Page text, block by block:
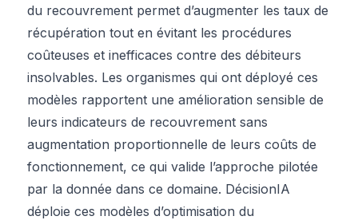
du recouvrement permet d’augmenter les taux de
récupération tout en évitant les procédures
coûteuses et inefficaces contre des débiteurs
insolvables. Les organismes qui ont déployé ces
modèles rapportent une amélioration sensible de
leurs indicateurs de recouvrement sans
augmentation proportionnelle de leurs coûts de
fonctionnement, ce qui valide l’approche pilotée
par la donnée dans ce domaine. DécisionIA
déploie ces modèles d’optimisation du